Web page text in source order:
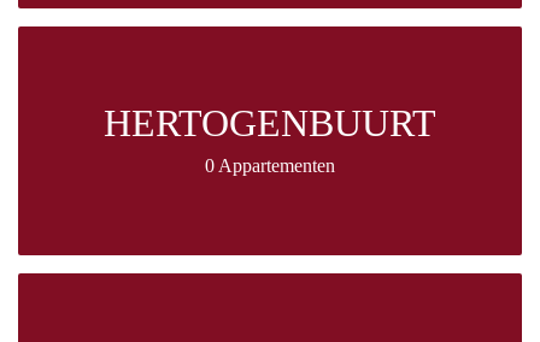
HERTOGENBUURT
0 Appartementen